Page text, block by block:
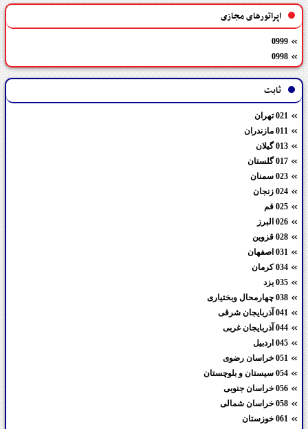
اپراتورهای مجازی
0999
0998
ثابت
021 تهران
011 مازندران
013 گیلان
017 گلستان
023 سمنان
024 زنجان
025 قم
026 البرز
028 قزوین
031 اصفهان
034 کرمان
035 یزد
038 چهارمحال وبختیاری
041 آذربایجان شرقی
044 آذربایجان غربی
045 اردبیل
051 خراسان رضوی
054 سیستان و بلوچستان
056 خراسان جنوبی
058 خراسان شمالی
061 خوزستان